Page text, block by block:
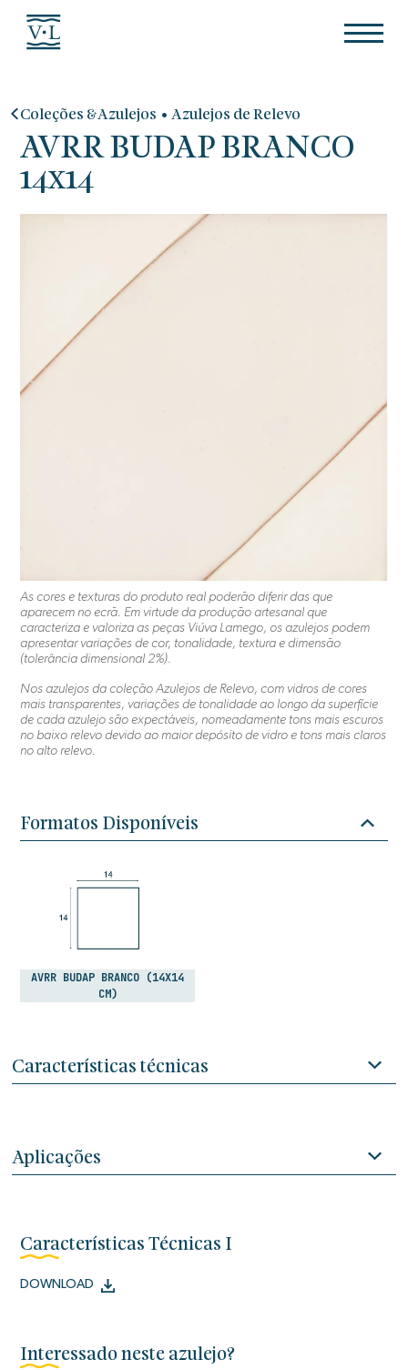
Coleções & Azulejos • Azulejos de Relevo
AVRR BUDAP BRANCO
14x14
As cores e texturas do produto real poderão diferir das que
aparecem no ecrã. Em virtude da produção artesanal que
caracteriza e valoriza as peças Viúva Lamego, os azulejos podem
apresentar variações de cor, tonalidade, textura e dimensão
(tolerância dimensional 2%).
Nos azulejos da coleção Azulejos de Relevo, com vidros de cores
mais transparentes, variações de tonalidade ao longo da superfície
de cada azulejo são expectáveis, nomeadamente tons mais escuros
no baixo relevo devido ao maior depósito de vidro e tons mais claros
no alto relevo.
Formatos Disponíveis
AVRR BUDAP BRANCO (14X14
CM)
Características técnicas
Aplicações
Características Técnicas I
DOWNLOAD
Interessado neste azulejo?